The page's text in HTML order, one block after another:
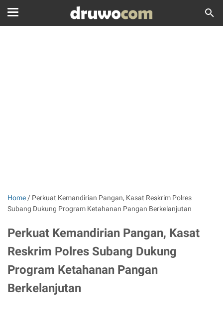
Home / Perkuat Kemandirian Pangan, Kasat Reskrim Polres
Subang Dukung Program Ketahanan Pangan Berkelanjutan
Perkuat Kemandirian Pangan, Kasat
Reskrim Polres Subang Dukung
Program Ketahanan Pangan
Berkelanjutan